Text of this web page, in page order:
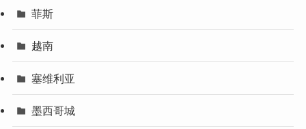
菲斯
越南
塞维利亚
墨西哥城